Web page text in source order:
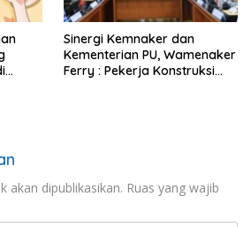
Sinergi Kemnaker dan
Kementerian PU, Wamenaker
Ferry : Pekerja Konstruksi
akan dipublikasikan. Ruas yang wajib